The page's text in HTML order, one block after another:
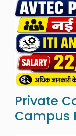
Private
Campus